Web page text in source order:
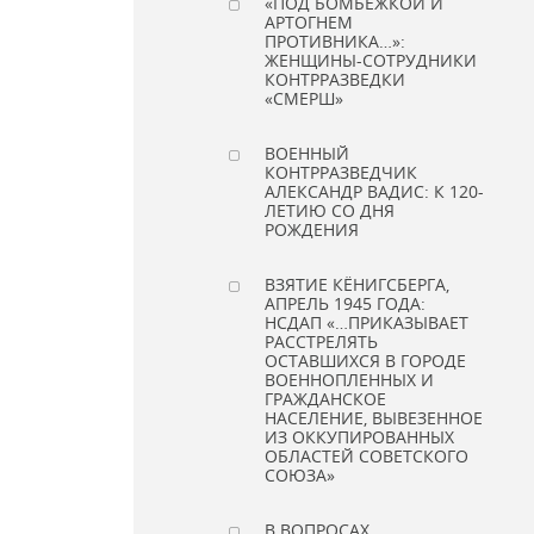
АРТОГНЕМ
ПРОТИВНИКА…»:
ЖЕНЩИНЫ-СОТРУДНИКИ
КОНТРРАЗВЕДКИ
«СМЕРШ»
ВОЕННЫЙ
КОНТРРАЗВЕДЧИК
АЛЕКСАНДР ВАДИС: К 120-
ЛЕТИЮ СО ДНЯ
РОЖДЕНИЯ
ВЗЯТИЕ КЁНИГСБЕРГА,
АПРЕЛЬ 1945 ГОДА:
НСДАП «…ПРИКАЗЫВАЕТ
РАССТРЕЛЯТЬ
ОСТАВШИХСЯ В ГОРОДЕ
ВОЕННОПЛЕННЫХ И
ГРАЖДАНСКОЕ
НАСЕЛЕНИЕ, ВЫВЕЗЕННОЕ
ИЗ ОККУПИРОВАННЫХ
ОБЛАСТЕЙ СОВЕТСКОГО
СОЮЗА»